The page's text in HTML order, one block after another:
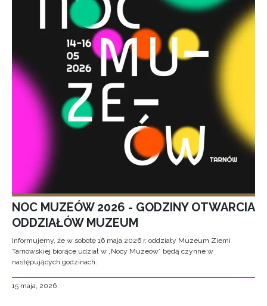
NOC MUZEÓW 2026 - GODZINY OTWARCIA
ODDZIAŁÓW MUZEUM
Informujemy, że w sobotę 16 maja 2026 r. oddziały Muzeum Ziemi
Tarnowskiej biorące udział w „Nocy Muzeów” będą czynne w
następujących godzinach:
15 maja, 2026